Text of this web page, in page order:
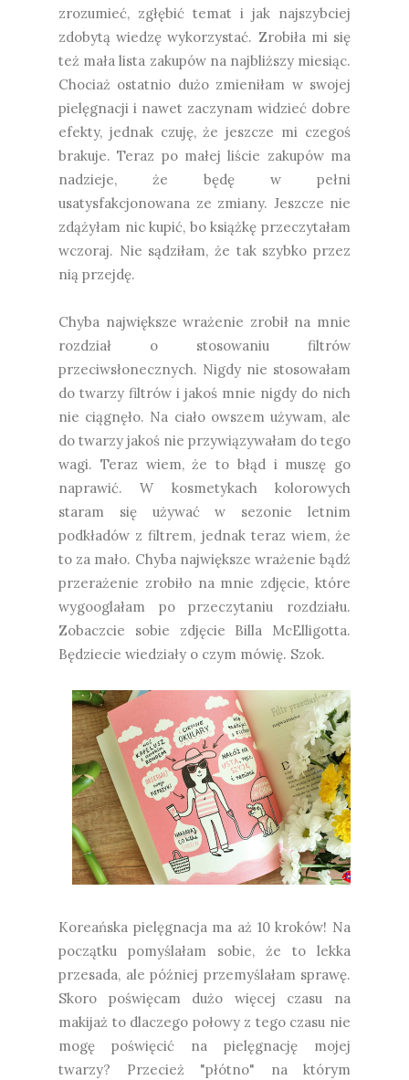
zrozumieć, zgłębić temat i jak najszybciej
zdobytą wiedzę wykorzystać. Zrobiła mi się
też mała lista zakupów na najbliższy miesiąc.
Chociaż ostatnio dużo zmieniłam w swojej
pielęgnacji i nawet zaczynam widzieć dobre
efekty, jednak czuję, że jeszcze mi czegoś
brakuje. Teraz po małej liście zakupów ma
nadzieje, że będę w pełni
usatysfakcjonowana ze zmiany. Jeszcze nie
zdążyłam nic kupić, bo książkę przeczytałam
wczoraj. Nie sądziłam, że tak szybko przez
nią przejdę.
Chyba największe wrażenie zrobił na mnie
rozdział o stosowaniu filtrów
przeciwsłonecznych. Nigdy nie stosowałam
do twarzy filtrów i jakoś mnie nigdy do nich
nie ciągnęło. Na ciało owszem używam, ale
do twarzy jakoś nie przywiązywałam do tego
wagi. Teraz wiem, że to błąd i muszę go
naprawić. W kosmetykach kolorowych
staram się używać w sezonie letnim
podkładów z filtrem, jednak teraz wiem, że
to za mało. Chyba największe wrażenie bądź
przerażenie zrobiło na mnie zdjęcie, które
wygooglałam po przeczytaniu rozdziału.
Zobaczcie sobie zdjęcie Billa McElligotta.
Będziecie wiedziały o czym mówię. Szok.
Koreańska pielęgnacja ma aż 10 kroków! Na
początku pomyślałam sobie, że to lekka
przesada, ale później przemyślałam sprawę.
Skoro poświęcam dużo więcej czasu na
makijaż to dlaczego połowy z tego czasu nie
mogę poświęcić na pielęgnację mojej
twarzy? Przecież "płótno" na którym